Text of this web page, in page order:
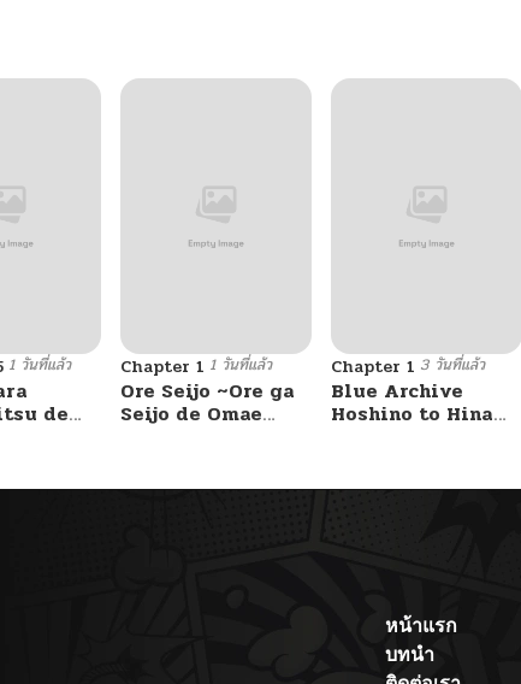
1 วันที่แล้ว
de
Chapter 1 1 วันที่แล้ว
Ore Seijo ~Ore ga
Seijo de Omae
Otome Game
Chapter 1 3 วันที่แล้ว
Blue Archive
Hoshino to Hina
hon. By Luminocity
หน้าแรก
บทนำ